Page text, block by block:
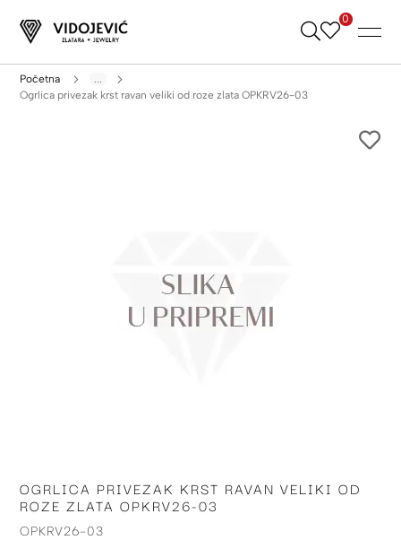
Skip
0
Početna
...
Ogrlica privezak krst ravan veliki od roze zlata OPKRV26-03
Skip
to
the
OGRLICA PRIVEZAK KRST RAVAN VELIKI OD
ROZE ZLATA OPKRV26-03
OPKRV26-03